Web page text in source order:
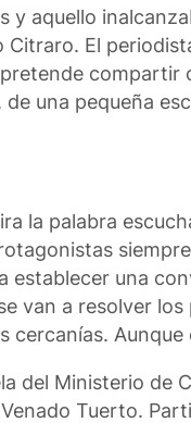
aquello
Citraro. El
una pequeña
la palabra
una
van a resolver
del Ministerio de
Tuerto.